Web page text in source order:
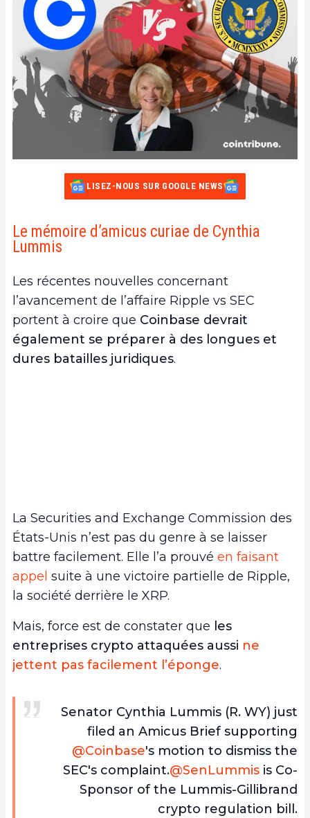
LISEZ-NOUS SUR GOOGLE NEWS
Le mémoire d’amicus curiae de Cynthia
Lummis
Les récentes nouvelles concernant
l’avancement de l’affaire Ripple vs SEC
portent à croire que Coinbase devrait
également se préparer à des longues et
dures batailles juridiques.
La Securities and Exchange Commission des
États-Unis n’est pas du genre à se laisser
battre facilement. Elle l’a prouvé en faisant
appel suite à une victoire partielle de Ripple,
la société derrière le XRP.
Mais, force est de constater que les
entreprises crypto attaquées aussi ne
jettent pas facilement l’éponge.
Senator Cynthia Lummis (R. WY) just
filed an Amicus Brief supporting
@Coinbase's motion to dismiss the
SEC's complaint.@SenLummis is Co-
Sponsor of the Lummis-Gillibrand
crypto regulation bill.